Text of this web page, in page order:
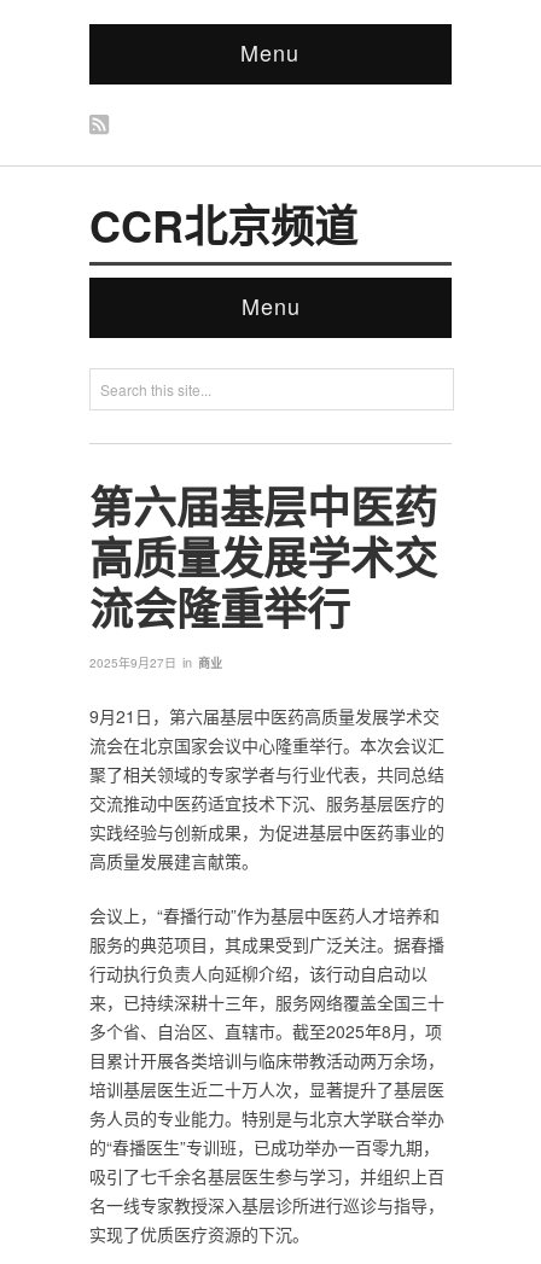
Menu
CCR北京频道
Menu
第六届基层中医药
高质量发展学术交
流会隆重举行
2025年9月27日 in 商业
9月21日，第六届基层中医药高质量发展学术交
流会在北京国家会议中心隆重举行。本次会议汇
聚了相关领域的专家学者与行业代表，共同总结
交流推动中医药适宜技术下沉、服务基层医疗的
实践经验与创新成果，为促进基层中医药事业的
高质量发展建言献策。
会议上，“春播行动”作为基层中医药人才培养和
服务的典范项目，其成果受到广泛关注。据春播
行动执行负责人向延柳介绍，该行动自启动以
来，已持续深耕十三年，服务网络覆盖全国三十
多个省、自治区、直辖市。截至2025年8月，项
目累计开展各类培训与临床带教活动两万余场，
培训基层医生近二十万人次，显著提升了基层医
务人员的专业能力。特别是与北京大学联合举办
的“春播医生”专训班，已成功举办一百零九期，
吸引了七千余名基层医生参与学习，并组织上百
名一线专家教授深入基层诊所进行巡诊与指导，
实现了优质医疗资源的下沉。